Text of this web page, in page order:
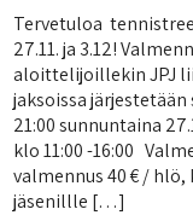
Tervetuloa
27.11. ja 3.12!
aloittelijoillekin JPJ
jaksoissa järjestetään
21:00 sunnuntaina
klo 11:00 -16:00
valmennus 40 € /
jäsenillle […]